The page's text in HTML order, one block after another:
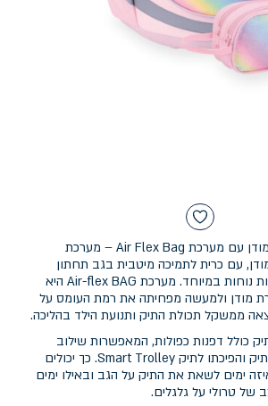
תיק אורטופדי מבית מודן עם מערכת Air Flex Bag – מערכת
עם כרית לתמיכה מיטבית בגב תחתון
וכותפות תלת שכבתיות נוחות במיוחד. מערכת Air-flex BAG היא
מודן ולמעשה מפחיתה את רמת העומס על
ממשקל תכולת התיק ותנועת הילד בהליכה.
כולל דפנות כפולות, המאפשרות שילוב
עגלת הטרולי בתוך התיק והפיכתו לתיק Smart Trolley. כך יכולים
ימים לשאת את התיק על הגב ובאילו ימים
טרולי על גלגלים.